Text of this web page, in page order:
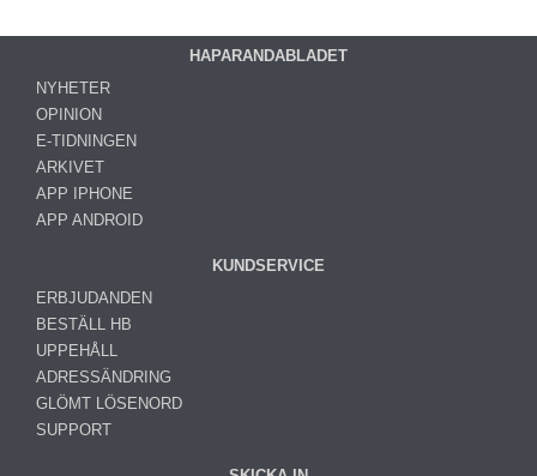
HAPARANDABLADET
NYHETER
OPINION
E-TIDNINGEN
ARKIVET
APP IPHONE
APP ANDROID
KUNDSERVICE
ERBJUDANDEN
BESTÄLL HB
UPPEHÅLL
ADRESSÄNDRING
GLÖMT LÖSENORD
SUPPORT